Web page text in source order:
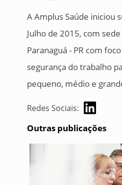
A Amplus Saúde iniciou
Julho de 2015, com
Paranaguá - PR com
segurança do trabalho
pequeno, médio e
Redes Sociais:
Outras publicações